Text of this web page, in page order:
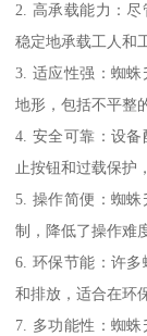
2. 高承载能力：
稳定地承载工人和
3. 适应性强：蜘
地形，包括不平整
4. 安全可靠：设
止按钮和过载保护
5. 操作简便：蜘
制，降低了操作难
6. 环保节能：许
和排放，适合在环
7. 多功能性：蜘